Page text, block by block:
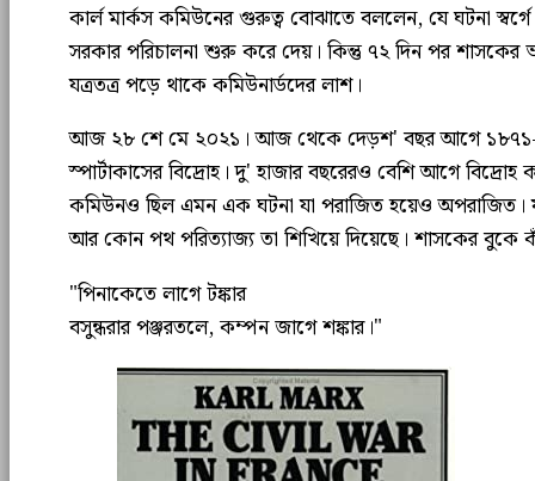
কার্ল মার্কস কমিউনের গুরুত্ব বোঝাতে বললেন, যে ঘটনা
সরকার পরিচালনা শুরু করে দেয়। কিন্তু ৭২ দিন পর শাসকের
যত্রতত্র পড়ে থাকে কমিউনার্ডদের লাশ।
আজ ২৮ শে মে ২০২১। আজ থেকে দেড়শ' বছর আগে ১৮৭১-র
স্পার্টাকাসের বিদ্রোহ। দু' হাজার বছরেরও বেশি আগে
কমিউনও ছিল এমন এক ঘটনা যা পরাজিত হয়েও অপরাজিত।
আর কোন পথ পরিত্যাজ্য তা শিখিয়ে দিয়েছে। শাসকের বুকে
"পিনাকেতে লাগে টঙ্কার
বসুন্ধরার পঞ্জরতলে, কম্পন জাগে শঙ্কার।"